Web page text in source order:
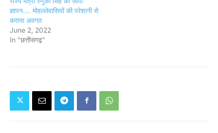
ज्ञापन.... मोहल्लेवासियों की परेशानी से
कराया अवगत
June 2, 2022
In "छत्तीसगढ़"